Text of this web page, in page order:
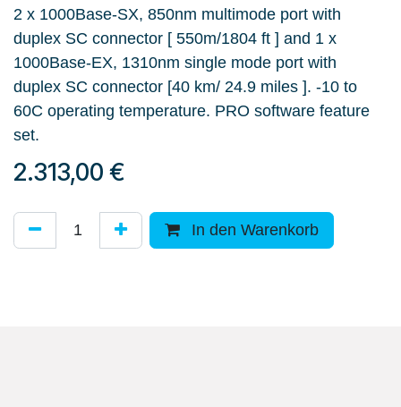
2 x 1000Base-SX, 850nm multimode port with
duplex SC connector [ 550m/1804 ft ] and 1 x
1000Base-EX, 1310nm single mode port with
duplex SC connector [40 km/ 24.9 miles ]. -10 to
60C operating temperature. PRO software feature
set.
2.313,00 €
In den Warenkorb